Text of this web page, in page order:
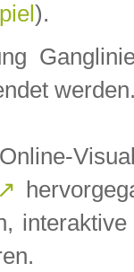
).
↗